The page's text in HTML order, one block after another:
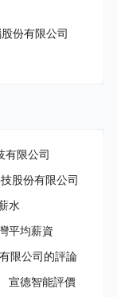
份有限公司
有限公司
股份有限公司
水
平均薪資
限公司的評論
宣德智能評價